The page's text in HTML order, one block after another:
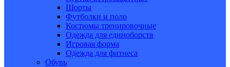
Шорты
Футболки и поло
Костюмы тренировочные
Одежда для единоборств
Игровая форма
Одежда для фитнеса
Обувь